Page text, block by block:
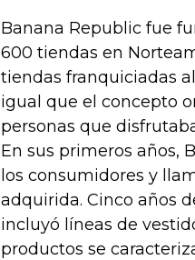
Banana Republic fue
600 tiendas en
tiendas franquiciadas
igual que el concepto
personas que
En sus primeros años,
los consumidores y
adquirida. Cinco años
incluyó líneas de
productos se